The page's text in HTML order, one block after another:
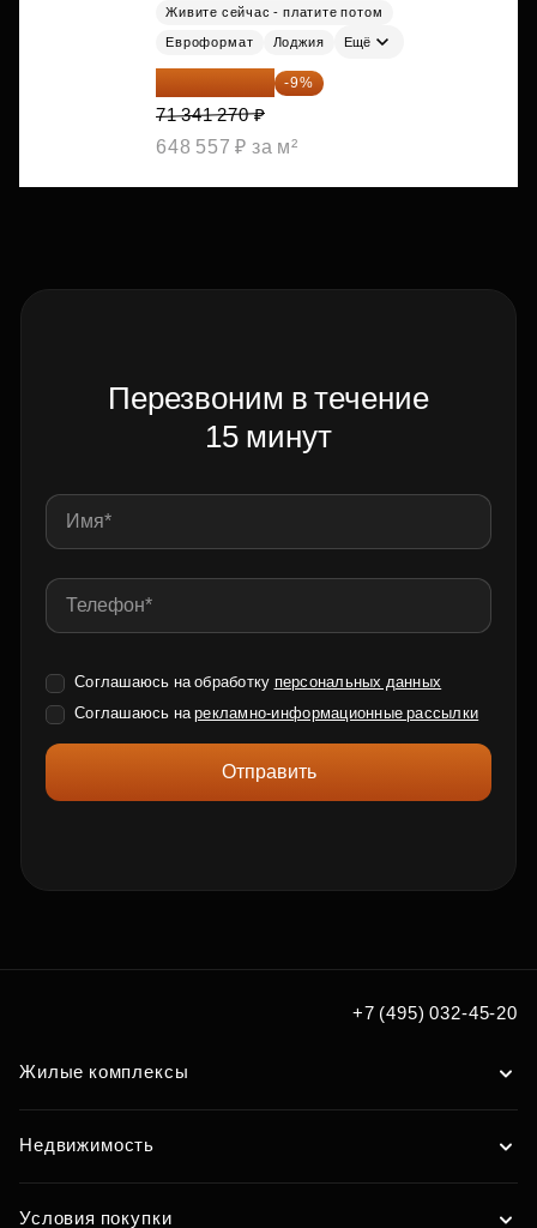
Живите сейчас - платите потом
Евроформат Лоджия Ещё
64 920 556 ₽ -9%
71 341 270 ₽
648 557 ₽ за м²
Перезвоним в течение
15 минут
Соглашаюсь на обработку персональных данных
Соглашаюсь нарекламно-информационные рассылки
Отправить
+7 (495) 032-45-20
Жилые комплексы
Недвижимость
Условия покупки